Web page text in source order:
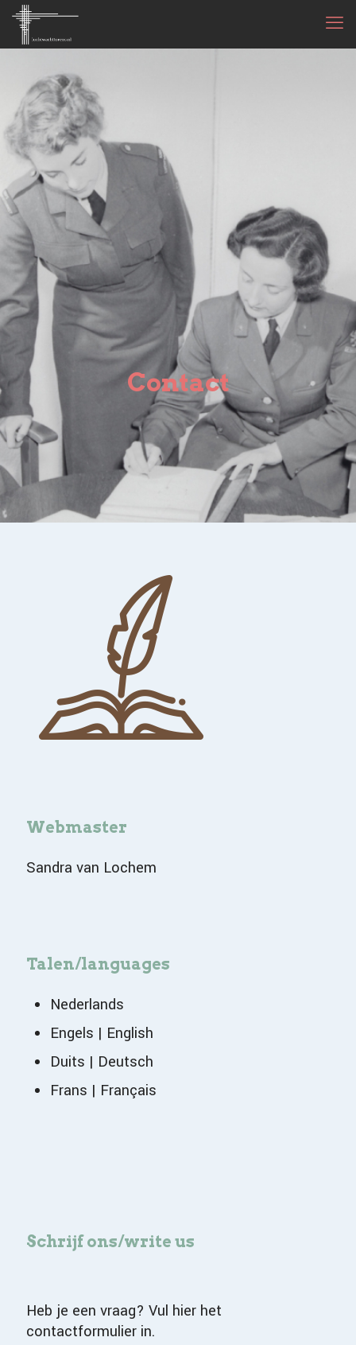
Contact
Webmaster
Sandra van Lochem
Talen/languages
Nederlands
Engels | English
Duits | Deutsch
Frans | Français
Schrijf ons/write us
Heb je een vraag? Vul hier het
contactformulier in.